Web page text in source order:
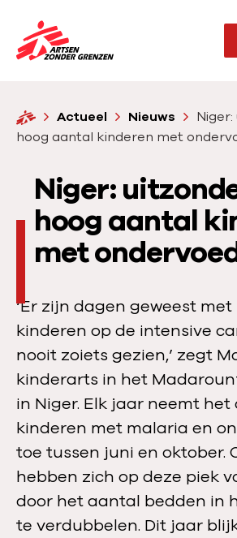
Sla navigatie over
N
r
d
a
g
H
o
e
Actueel Nieuws
hoog aantal kinderen met
Niger:
hoog aantal
met
‘Er zijn dagen geweest
kinderen op de intensive
nooit zoiets gezien,’ zegt
kinderarts in het
in Niger. Elk jaar neemt
kinderen met malaria en
toe tussen juni en oktober.
hebben zich op deze piek
door het aantal bedden in
te verdubbelen. Dit jaar